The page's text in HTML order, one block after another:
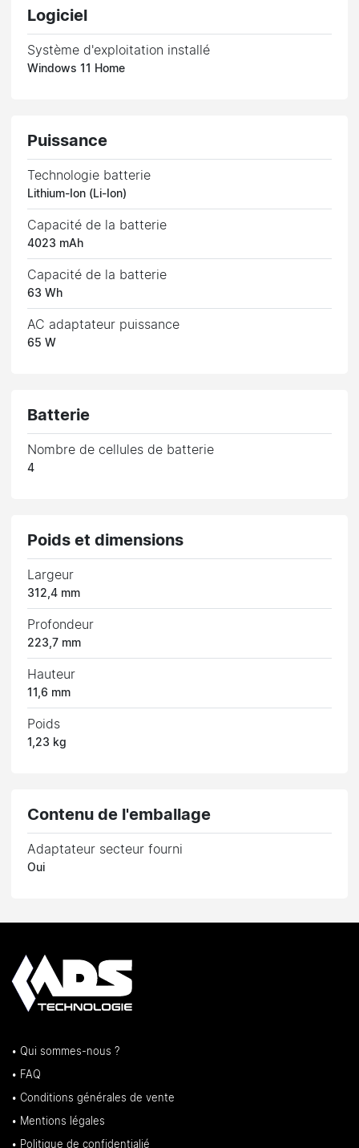
Logiciel
Système d'exploitation installé
Windows 11 Home
Puissance
Technologie batterie
Lithium-Ion (Li-Ion)
Capacité de la batterie
4023 mAh
Capacité de la batterie
63 Wh
AC adaptateur puissance
65 W
Batterie
Nombre de cellules de batterie
4
Poids et dimensions
Largeur
312,4 mm
Profondeur
223,7 mm
Hauteur
11,6 mm
Poids
1,23 kg
Contenu de l'emballage
Adaptateur secteur fourni
Oui
• Qui sommes-nous ?
• FAQ
• Conditions générales de vente
• Mentions légales
• Politique de confidentialié